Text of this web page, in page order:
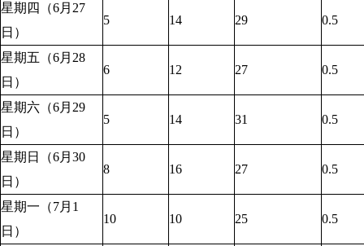
星期四（6月27
日）
5 14 29 0.5
星期五（6月28
日）
6 12 27 0.5
星期六（6月29
日）
5 14 31 0.5
星期日（6月30
日）
8 16 27 0.5
星期一（7月1
日）
10 10 25 0.5